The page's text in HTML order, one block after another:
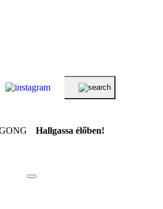
Hallgassa élőben!